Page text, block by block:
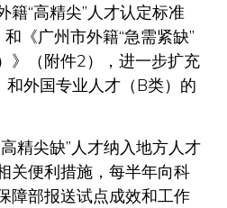
籍“高精尖”人才认定标准
《广州市外籍“急需紧缺”
》（附件2），进一步扩充
外国专业人才（B类）的
精尖缺”人才纳入地方人才
关便利措施，每半年向科
障部报送试点成效和工作